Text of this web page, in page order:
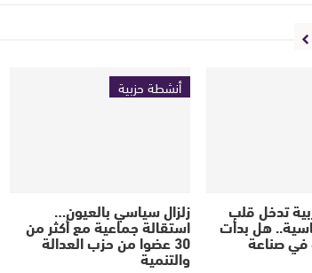
تدخل قلب
هل بدأت
في صناعة
أنشطة حزبية
زلزال سياسي بالعيون…
استقالة جماعية مع أكثر من
30 عضوا من حزب العدالة
والتنمية